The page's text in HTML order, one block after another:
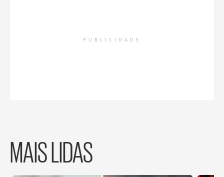
PUBLICIDADE
MAIS LIDAS